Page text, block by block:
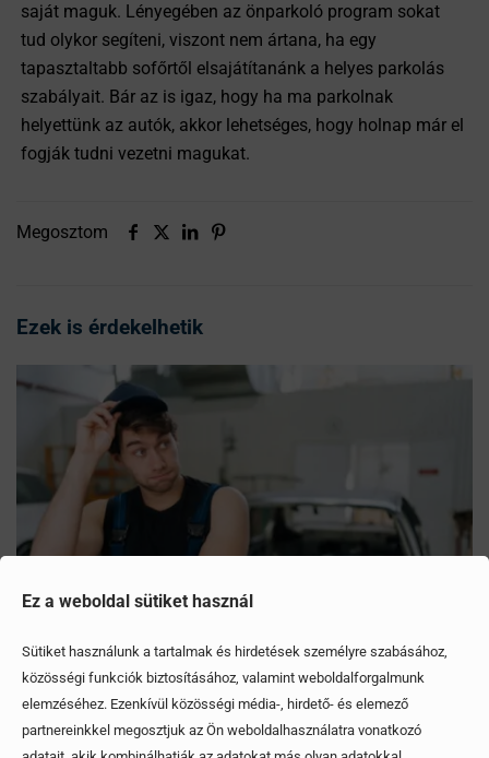
Ez a weboldal sütiket használ
Sütiket használunk a tartalmak és hirdetések személyre szabásához,
közösségi funkciók biztosításához, valamint weboldalforgalmunk
elemzéséhez. Ezenkívül közösségi média-, hirdető- és elemező
partnereinkkel megosztjuk az Ön weboldalhasználatra vonatkozó
saját maguk. Lényegében az önparkoló program sokat
tud olykor segíteni, viszont nem ártana, ha egy
tapasztaltabb sofőrtől elsajátítanánk a helyes parkolás
szabályait. Bár az is igaz, hogy ha ma parkolnak
helyettünk az autók, akkor lehetséges, hogy holnap már el
fogják tudni vezetni magukat.
Megosztom
Ezek is érdekelhetik
Mítoszok, amiktől mi is csak fogjuk a fejünket